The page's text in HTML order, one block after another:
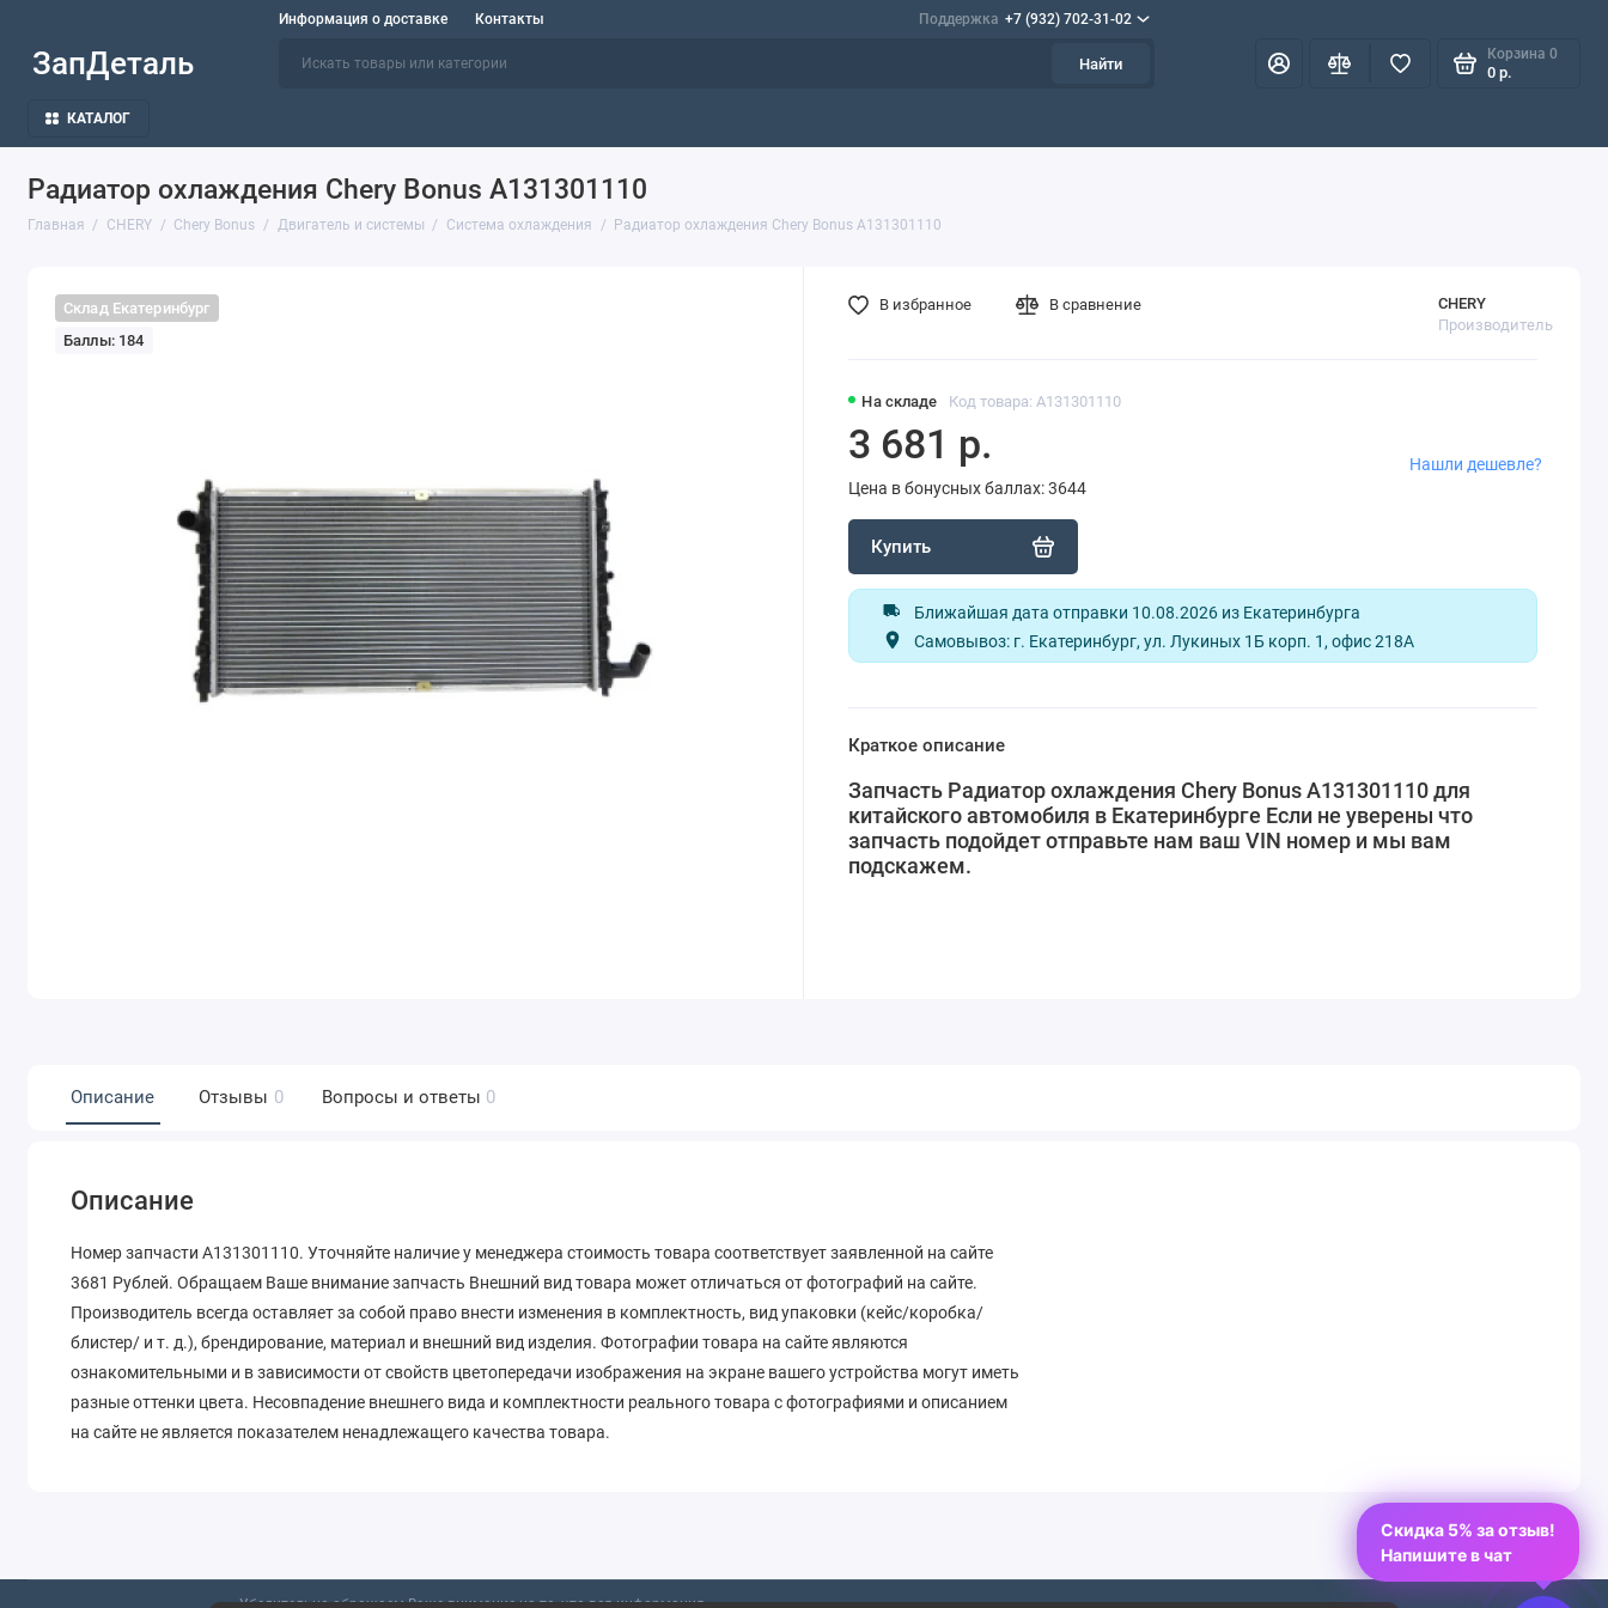
Информация о доставке Контакты Поддержка +7 (932) 702-31-02
ЗапДеталь Найти
Корзина 0
0 р.
КАТАЛОГ
Радиатор охлаждения Chery Bonus A131301110
Главная CHERY Chery Bonus Двигатель и системы Система охлаждения Радиатор охлаждения Chery Bonus A131301110
Склад Екатеринбург
Баллы: 184
На складе Код товара: A131301110
CHERY
Производитель
3 681 р.
Цена в бонусных баллах: 3644
Купить
Нашли дешевле?
Ближайшая дата отправки 10.08.2026 из Екатеринбурга
Самовывоз: г. Екатеринбург, ул. Лукиных 1Б корп. 1, офис 218А
В избранное В сравнение
Краткое описание
Запчасть Радиатор охлаждения Chery Bonus A131301110 для
китайского автомобиля в Екатеринбурге Если не уверены что
запчасть подойдет отправьте нам ваш VIN номер и мы вам
подскажем.
Описание Отзывы 0 Вопросы и ответы 0
Описание
Номер запчасти A131301110. Уточняйте наличие у менеджера стоимость товара соответствует заявленной на сайте
3681 Рублей. Обращаем Ваше внимание запчасть Внешний вид товара может отличаться от фотографий на сайте.
Производитель всегда оставляет за собой право внести изменения в комплектность, вид упаковки (кейс/коробка/
блистер/ и т. д.), брендирование, материал и внешний вид изделия. Фотографии товара на сайте являются
ознакомительными и в зависимости от свойств цветопередачи изображения на экране вашего устройства могут иметь
разные оттенки цвета. Несовпадение внешнего вида и комплектности реального товара с фотографиями и описанием
на сайте не является показателем ненадлежащего качества товара.
Скидка 5% за отзыв!
Напишите в чат